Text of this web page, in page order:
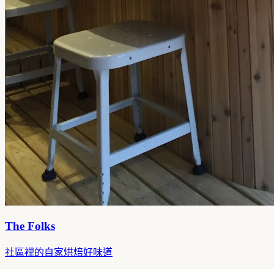
The Folks
社區裡的自家烘焙好味道